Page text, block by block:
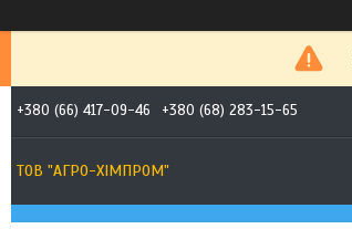
+380 (66) 417-09-46 +380 (68) 283-15-65
ТОВ "АГРО-ХІМПРОМ"